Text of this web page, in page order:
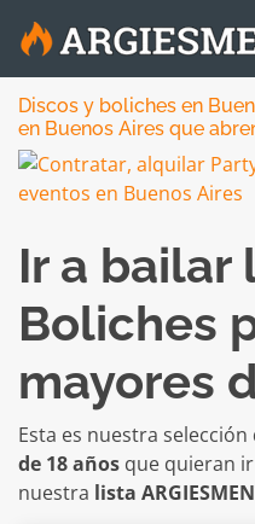
Discos y boliches en
en Buenos Aires que
Ir a bailar
Boliches
mayores
Esta es nuestra selección
de 18 años que quieran
nuestra lista